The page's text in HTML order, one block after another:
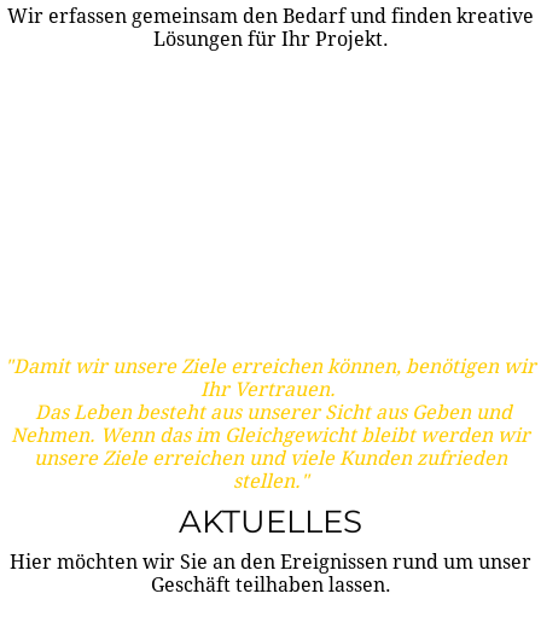
Wir erfassen gemeinsam den Bedarf und finden kreative
Lösungen für Ihr Projekt.
"Damit wir unsere Ziele erreichen können, benötigen wir
Ihr Vertrauen.
Das Leben besteht aus unserer Sicht aus Geben und
Nehmen. Wenn das im Gleichgewicht bleibt werden wir
unsere Ziele erreichen und viele Kunden zufrieden
stellen."
AKTUELLES
Hier möchten wir Sie an den Ereignissen rund um unser
Geschäft teilhaben lassen.